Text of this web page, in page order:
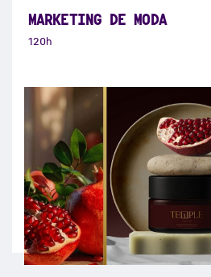
MARKETING DE MODA
120h